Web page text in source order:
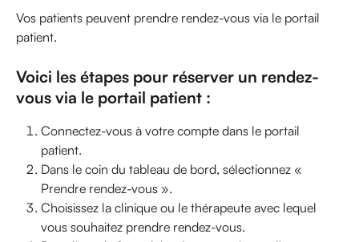
Vos patients peuvent prendre rendez-vous via le portail
patient.
Voici les étapes pour réserver un rendez-
vous via le portail patient :
Connectez-vous à votre compte dans le portail
patient.
Dans le coin du tableau de bord, sélectionnez «
Prendre rendez-vous ».
Choisissez la clinique ou le thérapeute avec lequel
vous souhaitez prendre rendez-vous.